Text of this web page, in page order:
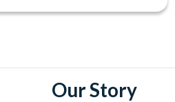
Our Story